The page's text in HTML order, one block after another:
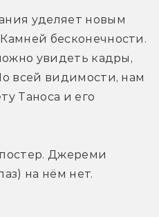
уделяет новым
бесконечности.
увидеть кадры,
всей видимости, нам
Таноса и его
Джереми
на нём нет.